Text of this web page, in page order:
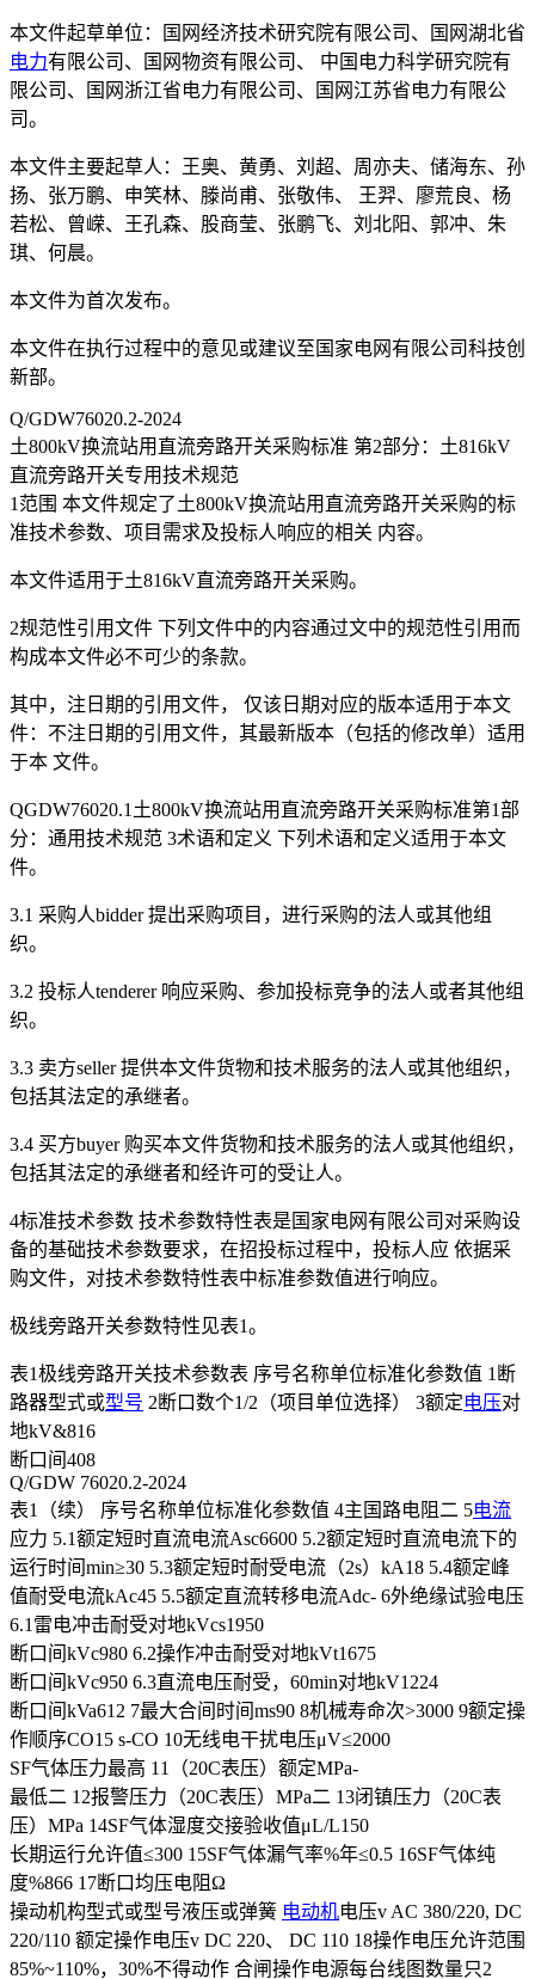
本文件起草单位：国网经济技术研究院有限公司、国网湖北省
电力有限公司、国网物资有限公司、 中国电力科学研究院有
限公司、国网浙江省电力有限公司、国网江苏省电力有限公
司。
本文件主要起草人：王奥、黄勇、刘超、周亦夫、储海东、孙
扬、张万鹏、申笑林、滕尚甫、张敬伟、 王羿、廖荒良、杨
若松、曾嵘、王孔森、股商莹、张鹏飞、刘北阳、郭冲、朱
琪、何晨。
本文件为首次发布。
本文件在执行过程中的意见或建议至国家电网有限公司科技创
新部。
Q/GDW76020.2-2024
土800kV换流站用直流旁路开关采购标准 第2部分：土816kV
直流旁路开关专用技术规范
1范围 本文件规定了土800kV换流站用直流旁路开关采购的标
准技术参数、项目需求及投标人响应的相关 内容。
本文件适用于土816kV直流旁路开关采购。
2规范性引用文件 下列文件中的内容通过文中的规范性引用而
构成本文件必不可少的条款。
其中，注日期的引用文件， 仅该日期对应的版本适用于本文
件：不注日期的引用文件，其最新版本（包括的修改单）适用
于本 文件。
QGDW76020.1土800kV换流站用直流旁路开关采购标准第1部
分：通用技术规范 3术语和定义 下列术语和定义适用于本文
件。
3.1 采购人bidder 提出采购项目，进行采购的法人或其他组
织。
3.2 投标人tenderer 响应采购、参加投标竞争的法人或者其他组
织。
3.3 卖方seller 提供本文件货物和技术服务的法人或其他组织，
包括其法定的承继者。
3.4 买方buyer 购买本文件货物和技术服务的法人或其他组织，
包括其法定的承继者和经许可的受让人。
4标准技术参数 技术参数特性表是国家电网有限公司对采购设
备的基础技术参数要求，在招投标过程中，投标人应 依据采
购文件，对技术参数特性表中标准参数值进行响应。
极线旁路开关参数特性见表1。
表1极线旁路开关技术参数表 序号名称单位标准化参数值 1断
路器型式或型号 2断口数个1/2（项目单位选择） 3额定电压对
地kV&816
断口间408
Q/GDW 76020.2-2024
表1（续） 序号名称单位标准化参数值 4主国路电阻二 5电流
应力 5.1额定短时直流电流Asc6600 5.2额定短时直流电流下的
运行时间min≥30 5.3额定短时耐受电流（2s）kA18 5.4额定峰
值耐受电流kAc45 5.5额定直流转移电流Adc- 6外绝缘试验电压
6.1雷电冲击耐受对地kVcs1950
断口间kVc980 6.2操作冲击耐受对地kVt1675
断口间kVc950 6.3直流电压耐受，60min对地kV1224
断口间kVa612 7最大合间时间ms90 8机械寿命次>3000 9额定操
作顺序CO15 s-CO 10无线电干扰电压μV≤2000
SF气体压力最高 11（20C表压）额定MPa-
最低二 12报警压力（20C表压）MPa二 13闭镇压力（20C表
压）MPa 14SF气体湿度交接验收值μL/L150
长期运行允许值≤300 15SF气体漏气率%年≤0.5 16SF气体纯
度%866 17断口均压电阻Ω
操动机构型式或型号液压或弹簧 电动机电压v AC 380/220, DC
220/110 额定操作电压v DC 220、 DC 110 18操作电压允许范围
85%~110%，30%不得动作 合闸操作电源每台线图数量只2